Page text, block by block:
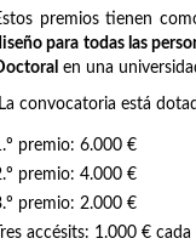
premios tienen
para todas las
en una
convocatoria está
premio: 6.000 €
premio: 4.000 €
premio: 2.000 €
accésits: 1.000 €